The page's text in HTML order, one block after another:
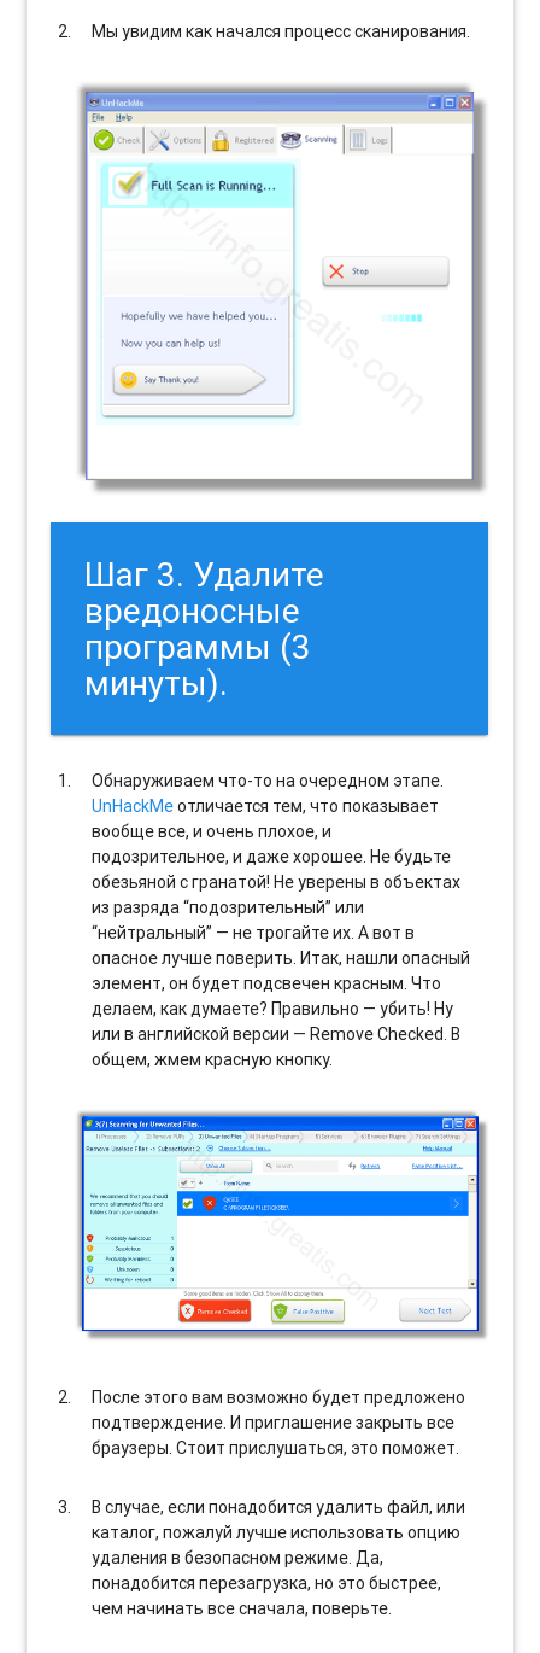
Мы увидим как начался процесс сканирования.
Шаг 3. Удалите
вредоносные
программы (3
минуты).
Обнаруживаем что-то на очередном этапе.
UnHackMeотличается тем, что показывает
вообще все, и очень плохое, и
подозрительное, и даже хорошее. Не будьте
обезьяной с гранатой! Не уверены в объектах
из разряда “подозрительный” или
“нейтральный” — не трогайте их. А вот в
опасное лучше поверить. Итак, нашли опасный
элемент, он будет подсвечен красным. Что
делаем, как думаете? Правильно — убить! Ну
или в английской версии — Remove Checked. В
общем, жмем красную кнопку.
После этого вам возможно будет предложено
подтверждение. И приглашение закрыть все
браузеры. Стоит прислушаться, это поможет.
В случае, если понадобится удалить файл, или
каталог, пожалуй лучше использовать опцию
удаления в безопасном режиме. Да,
понадобится перезагрузка, но это быстрее,
чем начинать все сначала, поверьте.